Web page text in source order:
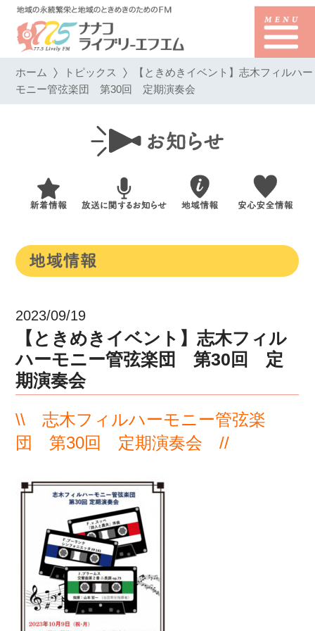
ホーム トピックス 【ときめきイベント】志木フィルハー
モニー管弦楽団 第30回 定期演奏会
2023/09/19
【ときめきイベント】志木フィル
ハーモニー管弦楽団 第30回 定
期演奏会
\\ 志木フィルハーモニー管弦楽
団 第30回 定期演奏会 //